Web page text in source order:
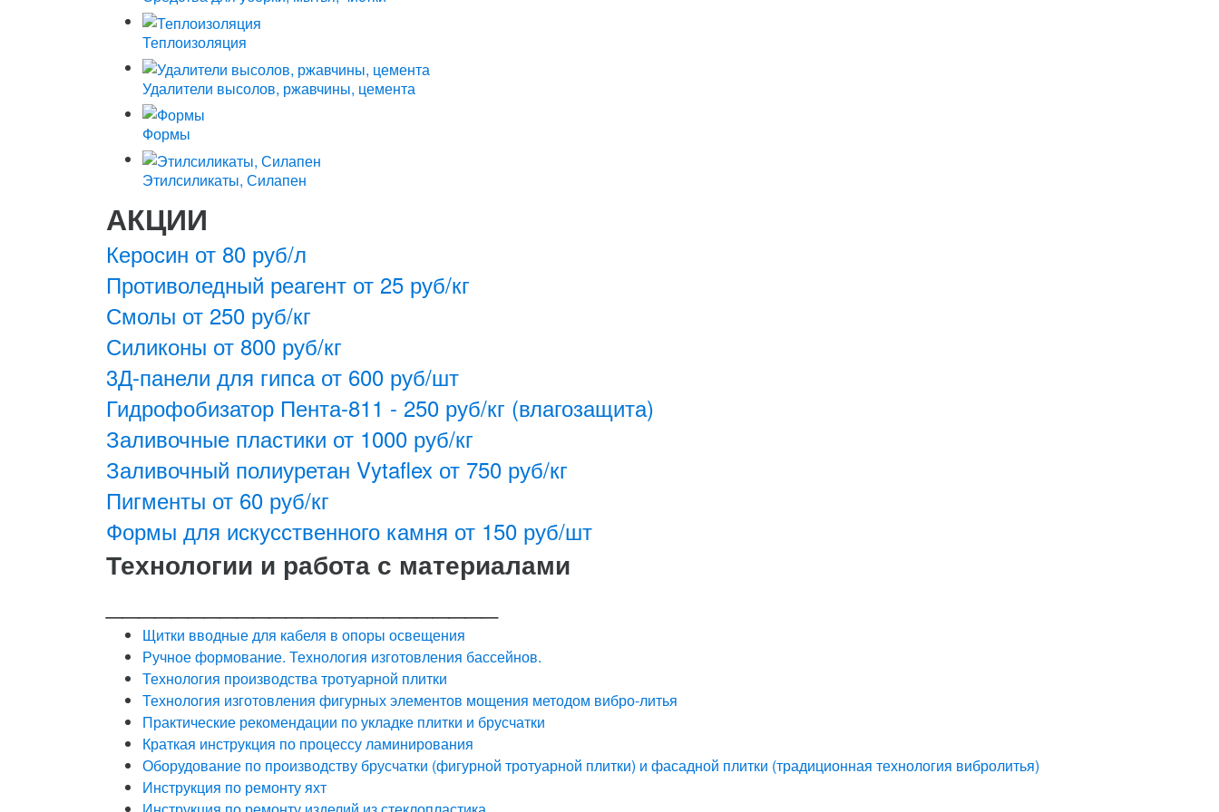
Теплоизоляция
Удалители высолов, ржавчины, цемента
Формы
Этилсиликаты, Силапен
АКЦИИ
Керосин от 80 руб/л
Противоледный реагент от 25 руб/кг
Смолы от 250 руб/кг
Силиконы от 800 руб/кг
3Д-панели для гипса от 600 руб/шт
Гидрофобизатор Пента-811 - 250 руб/кг (влагозащита)
Заливочные пластики от 1000 руб/кг
Заливочный полиуретан Vytaflex от 750 руб/кг
Пигменты от 60 руб/кг
Формы для искусственного камня от 150 руб/шт
Технологии и работа с материалами
Щитки вводные для кабеля в опоры освещения
Ручное формование. Технология изготовления бассейнов.
Технология производства тротуарной плитки
Технология изготовления фигурных элементов мощения методом вибро-литья
Практические рекомендации по укладке плитки и брусчатки
Краткая инструкция по процессу ламинирования
Оборудование по производству брусчатки (фигурной тротуарной плитки) и фасадной плитки (традиционная технология вибролитья)
Инструкция по ремонту яхт